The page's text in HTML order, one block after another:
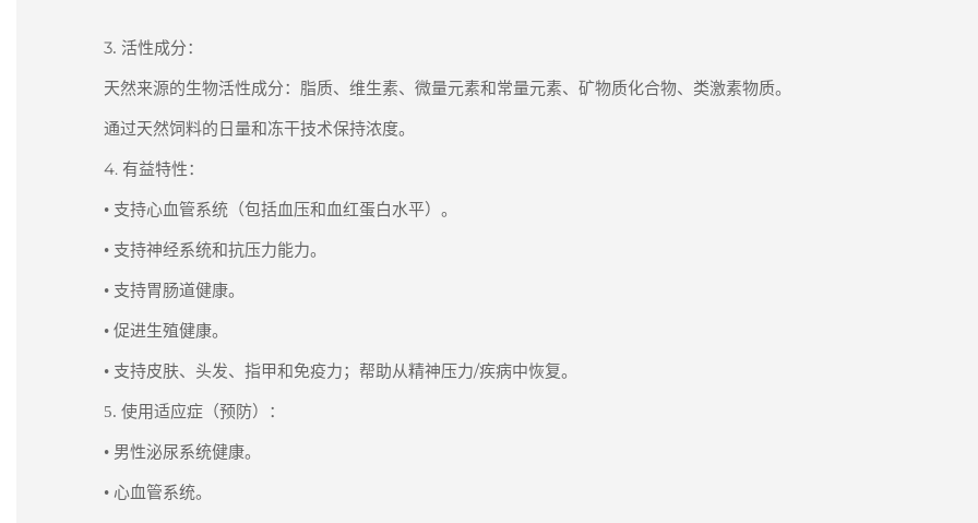
3. 活性成分：
天然来源的生物活性成分：脂质、维生素、微量元素和常量元素、矿物质化合物、类激素物质。
通过天然饲料的日量和冻干技术保持浓度。
4. 有益特性：
• 支持心血管系统（包括血压和血红蛋白水平）。
• 支持神经系统和抗压力能力。
• 支持胃肠道健康。
• 促进生殖健康。
• 支持皮肤、头发、指甲和免疫力；帮助从精神压力/疾病中恢复。
5. 使用适应症（预防）：
• 男性泌尿系统健康。
• 心血管系统。